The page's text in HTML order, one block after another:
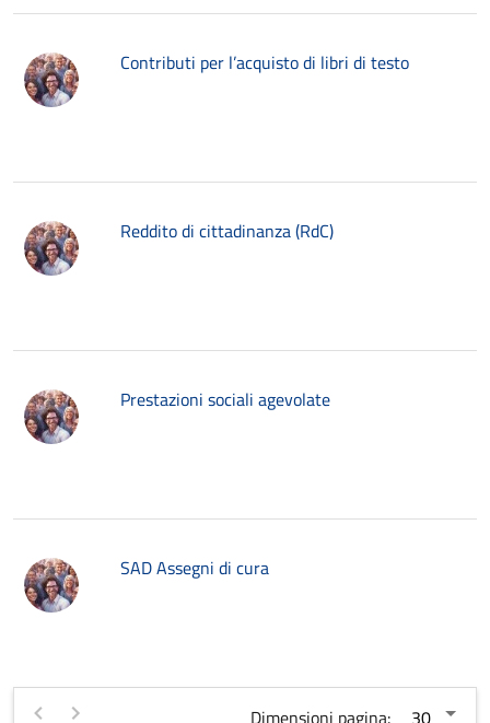
Contributi per l’acquisto di libri di testo
Reddito di cittadinanza (RdC)
Prestazioni sociali agevolate
SAD Assegni di cura
Dimensioni pagina: